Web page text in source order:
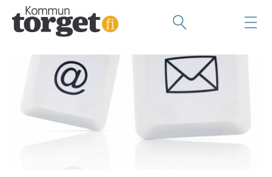
tvåspråkiga
skolor